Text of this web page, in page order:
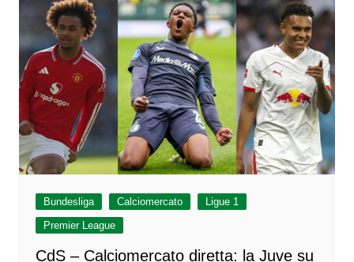
Bundesliga Calciomercato
Ligue 1
Premier League
CdS – Calciomercato diretta: la Juve su